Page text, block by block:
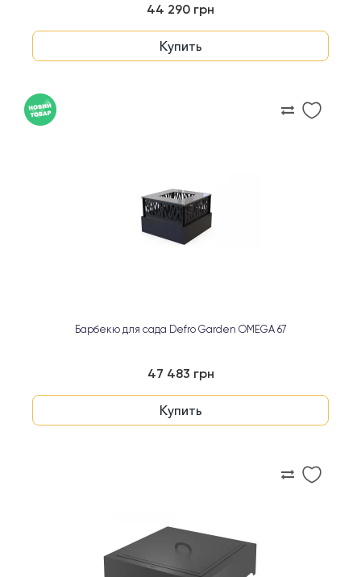
44 290 грн
Купить
Барбекю для сада Defro Garden OMEGA 67
47 483 грн
Купить